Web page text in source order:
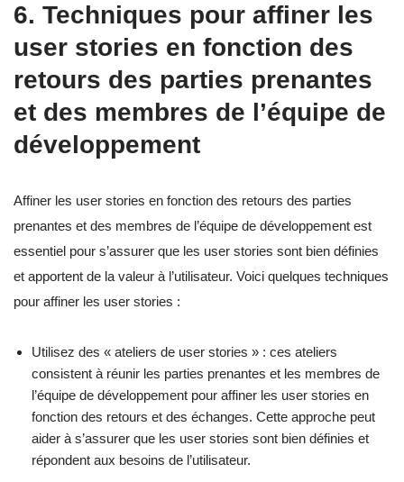
6. Techniques pour affiner les
user stories en fonction des
retours des parties prenantes
et des membres de l’équipe de
développement
Affiner les user stories en fonction des retours des parties
prenantes et des membres de l’équipe de développement est
essentiel pour s’assurer que les user stories sont bien définies
et apportent de la valeur à l’utilisateur. Voici quelques techniques
pour affiner les user stories :
Utilisez des « ateliers de user stories » : ces ateliers
consistent à réunir les parties prenantes et les membres de
l’équipe de développement pour affiner les user stories en
fonction des retours et des échanges. Cette approche peut
aider à s’assurer que les user stories sont bien définies et
répondent aux besoins de l’utilisateur.